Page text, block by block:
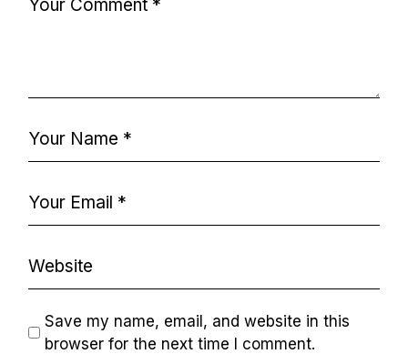
Save my name, email, and website in this
browser for the next time I comment.